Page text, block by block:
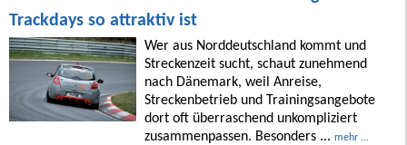
Trackdays so attraktiv ist
Wer aus Norddeutschland kommt und
Streckenzeit sucht, schaut zunehmend
nach Dänemark, weil Anreise,
Streckenbetrieb und Trainingsangebote
dort oft überraschend unkompliziert
zusammenpassen. Besonders ... mehr ...